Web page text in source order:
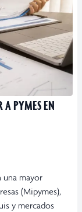
A PYMES EN
una mayor
(Mipymes),
y mercados